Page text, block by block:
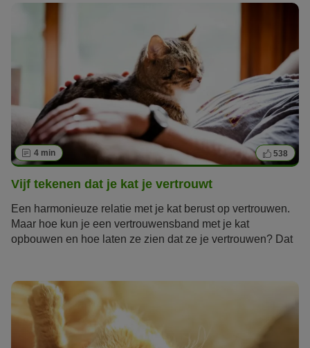
herkennen. Hoe meer je daarbij op je instinct vertrouwt, net
van je houdt.
4 min 538
Vijf tekenen dat je kat je vertrouwt
Een harmonieuze relatie met je kat berust op vertrouwen.
Maar hoe kun je een vertrouwensband met je kat
opbouwen en hoe laten ze zien dat ze je vertrouwen? Dat
deze vijf gedragskenmerken je verraden of en in hoeverre
jouw kat je vertrouwt.